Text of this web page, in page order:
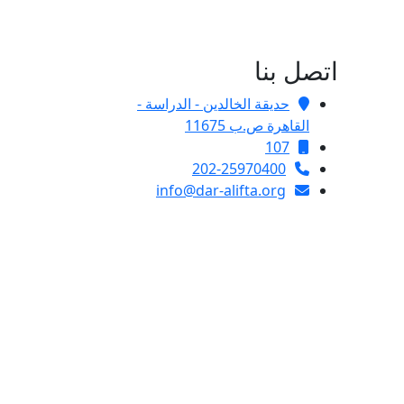
اتصل بنا
حديقة الخالدين - الدراسة -
القاهرة ص.ب 11675
107
202-25970400
info@dar-alifta.org